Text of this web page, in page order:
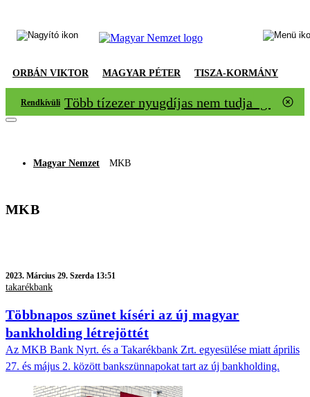
ORBÁN VIKTOR MAGYAR PÉTER TISZA-KORMÁNY
Rendkívüli Több tízezer nyugdíjas nem tudja igazolni
Magyar Nemzet MKB
MKB
2023. Március 29. Szerda 13:51
takarékbank
Többnapos szünet kíséri az új magyar
bankholding létrejöttét
Az MKB Bank Nyrt. és a Takarékbank Zrt. egyesülése miatt április
27. és május 2. között bankszünnapokat tart az új bankholding.